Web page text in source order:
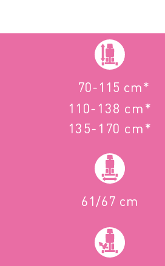
70-115 cm*
110-138 cm*
135-170 cm*
61/67 cm